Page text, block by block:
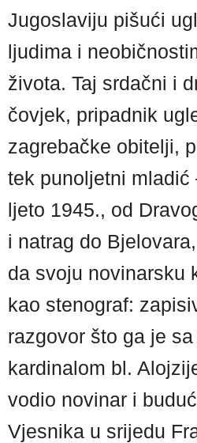
Jugoslaviju pišući
ljudima i
života. Taj srdačni i
čovjek, pripadnik
zagrebačke obitelji,
tek punoljetni mladić
ljeto 1945., od
i natrag do
da svoju novinarsku
kao stenograf:
razgovor što ga je
kardinalom bl.
vodio novinar i
Vjesnika u srijedu